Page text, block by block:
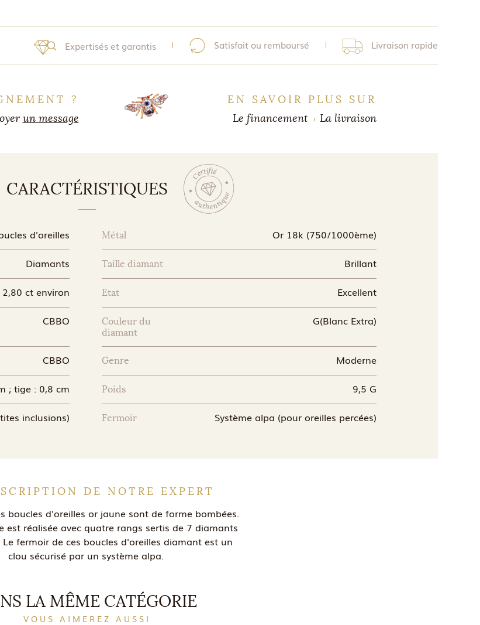
Expertisés et garantis Satisfait ou remboursé Livraison rapide
?
un message
EN SAVOIR PLUS SUR
Le financement
La livraison
CARACTÉRISTIQUES
d'oreilles Métal Or 18k (750/1000ème)
Diamants Taille diamant Brillant
2,80 ct environ Etat Excellent
CBBO
Couleur du
diamant
G(Blanc Extra)
CBBO Genre Moderne
; tige : 0,8 cm Poids 9,5 G
inclusions) Fermoir Système alpa (pour oreilles percées)
DE NOTRE EXPERT
boucles d'oreilles or jaune sont de forme bombées.
est réalisée avec quatre rangs sertis de 7 diamants
fermoir de ces boucles d'oreilles diamant est un
clou sécurisé par un système alpa.
LA MÊME CATÉGORIE
VOUS AIMEREZ AUSSI